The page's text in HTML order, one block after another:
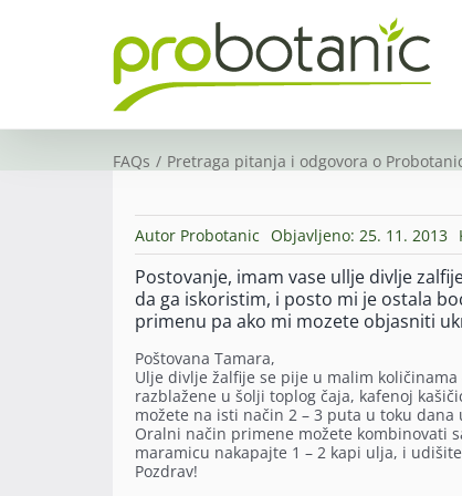
FAQs Pretraga pitanja i odgovora o
Autor Probotanic Objavljeno: 25. 11. 2013
Postovanje, imam vase ullje divlje
da ga iskoristim, i posto mi je ostala
primenu pa ako mi mozete objasniti
Poštovana Tamara,
Ulje divlje žalfije se pije u malim
razblažene u šolji toplog čaja, kafenoj
možete na isti način 2 – 3 puta u toku
Oralni način primene možete kombinovati
maramicu nakapajte 1 – 2 kapi ulja, i
Pozdrav!